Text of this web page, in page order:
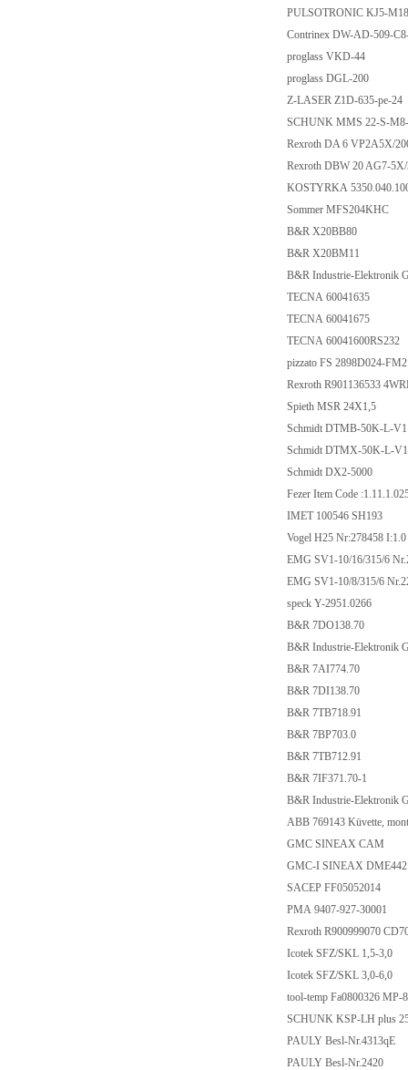
PULSOTRONIC
Contrinex DW-AD-
proglass VKD-44
proglass DGL-200
Z-LASER Z1D-635-
SCHUNK MMS 22-
Rexroth DA 6
Rexroth DBW 20 AG7-
KOSTYRKA
Sommer
B&R X20BB80
B&R X20BM11
B&R Industrie-
TECNA 60041635
TECNA 60041675
TECNA
pizzato FS
Rexroth R901136533
Spieth MSR 24X1,5
Schmidt DTMB-
Schmidt DTMX-50K-
Schmidt DX2-5000
Fezer Item Code
IMET 100546
Vogel H25
EMG SV1-10/16/315/
EMG SV1-10/8/315/
speck Y-2951.0266
B&R 7DO138.70
B&R Industrie-
B&R 7AI774.70
B&R 7DI138.70
B&R 7TB718.91
B&R 7BP703.0
B&R 7TB712.91
B&R 7IF371.70-1
B&R Industrie-
ABB 769143 Küvette,
GMC SINEAX
GMC-I SINEAX
SACEP
PMA 9407-927-
Rexroth R900999070
Icotek SFZ/SKL
Icotek SFZ/SKL
tool-temp Fa0800326
SCHUNK KSP-LH
PAULY Besl-
PAULY Besl-